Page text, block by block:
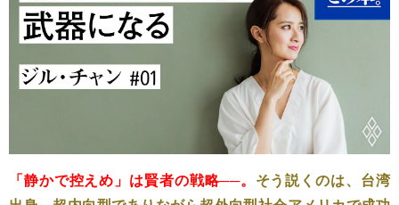
「静かで控えめ」は賢者の戦略──。 そう説くのは、台湾